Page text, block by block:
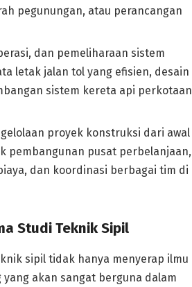
pegunungan, atau perancangan
dan pemeliharaan sistem
letak jalan tol yang efisien, desain
sistem kereta api perkotaan
proyek konstruksi dari awal
pembangunan pusat perbelanjaan,
dan koordinasi berbagai tim di
Studi Teknik Sipil
sipil tidak hanya menyerap ilmu
akan sangat berguna dalam